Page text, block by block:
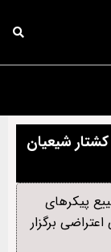
شیعیان
پیکرهای
برگزار